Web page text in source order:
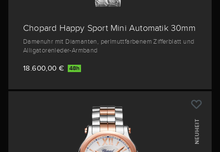
Chopard Happy Sport Mini Automatik 30mm
Damenuhr mit Diamanten, perlmuttfarbenem Zifferblatt und
Alligatorenleder-Armband
18.600,00 € 48h
NEUHEIT